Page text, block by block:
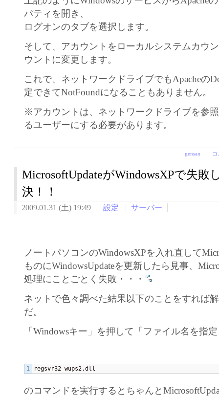
パティを開き、
ログオンのタブを選択します。
そして、アカウントをローカルシステムカウ
ウントに変更します。
これで、ネットワークドライブでもApacheの
定できてNotFoundになることもありません。
※アカウントは、ネットワークドライブを参
るユーザーにする必要があります。
gensan
MicrosoftUpdateがWindowsXPで失敗
決！！
2009.01.31 (土) 19:49 設定 サーバー
ノートパソコンのWindowsXPを入れ直して
ものにWindowsUpdateを更新したら見事、
処理にことごとく失敗・・・
ネットで色々調べた結果以下のことをすれば
だ。
「Windowsキー」を押して「ファイル名を指
regsvr32 wups2.dll
のコマンドを実行するとちゃんと